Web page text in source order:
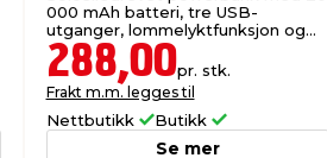
000 mAh batteri, tre USB-
utganger, lommelyktfunksjon og
LED-indikator.
288,00pr. stk.
Frakt m.m. legges til
Nettbutikk Butikk
Se mer